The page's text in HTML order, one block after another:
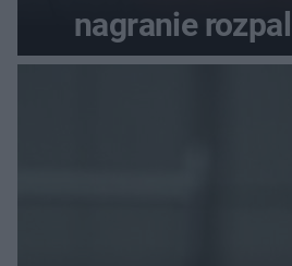
nagranie
fanów